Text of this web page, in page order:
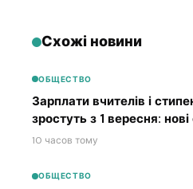
Схожі новини
ОБЩЕСТВО
Зарплати вчителів і
зростуть з 1 вересня:
10 часов тому
ОБЩЕСТВО